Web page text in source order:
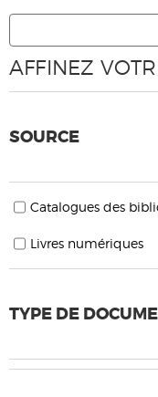
AFFINEZ
SOURCE
Catalogues des
Livres numériques
TYPE DE